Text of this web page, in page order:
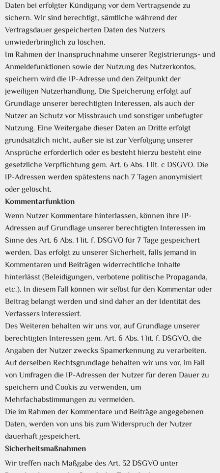
Daten bei erfolgter Kündigung vor dem Vertragsende zu
sichern. Wir sind berechtigt, sämtliche während der
Vertragsdauer gespeicherten Daten des Nutzers
unwiederbringlich zu löschen.
Im Rahmen der Inanspruchnahme unserer Registrierungs- und
Anmeldefunktionen sowie der Nutzung des Nutzerkontos,
speichern wird die IP-Adresse und den Zeitpunkt der
jeweiligen Nutzerhandlung. Die Speicherung erfolgt auf
Grundlage unserer berechtigten Interessen, als auch der
Nutzer an Schutz vor Missbrauch und sonstiger unbefugter
Nutzung. Eine Weitergabe dieser Daten an Dritte erfolgt
grundsätzlich nicht, außer sie ist zur Verfolgung unserer
Ansprüche erforderlich oder es besteht hierzu besteht eine
gesetzliche Verpflichtung gem. Art. 6 Abs. 1 lit. c DSGVO. Die
IP-Adressen werden spätestens nach 7 Tagen anonymisiert
oder gelöscht.
Kommentarfunktion
Wenn Nutzer Kommentare hinterlassen, können ihre IP-
Adressen auf Grundlage unserer berechtigten Interessen im
Sinne des Art. 6 Abs. 1 lit. f. DSGVO für 7 Tage gespeichert
werden. Das erfolgt zu unserer Sicherheit, falls jemand in
Kommentaren und Beiträgen widerrechtliche Inhalte
hinterlässt (Beleidigungen, verbotene politische Propaganda,
etc.). In diesem Fall können wir selbst für den Kommentar oder
Beitrag belangt werden und sind daher an der Identität des
Verfassers interessiert.
Des Weiteren behalten wir uns vor, auf Grundlage unserer
berechtigten Interessen gem. Art. 6 Abs. 1 lit. f. DSGVO, die
Angaben der Nutzer zwecks Spamerkennung zu verarbeiten.
Auf derselben Rechtsgrundlage behalten wir uns vor, im Fall
von Umfragen die IP-Adressen der Nutzer für deren Dauer zu
speichern und Cookis zu verwenden, um
Mehrfachabstimmungen zu vermeiden.
Die im Rahmen der Kommentare und Beiträge angegebenen
Daten, werden von uns bis zum Widerspruch der Nutzer
dauerhaft gespeichert.
Sicherheitsmaßnahmen
Wir treffen nach Maßgabe des Art. 32 DSGVO unter